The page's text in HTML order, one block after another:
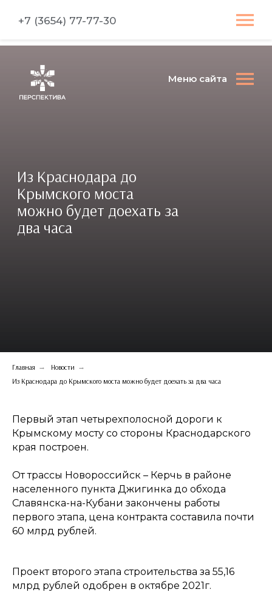
+7 (3654) 77-77-30
Из Краснодара до
Крымского моста
можно будет доехать за
два часа
Меню сайта
Главная → Новости →
Из Краснодара до Крымского моста можно будет доехать за два часа
Первый этап четырехполосной дороги к
Крымскому мосту со стороны Краснодарского
края построен.
От трассы Новороссийск – Керчь в районе
населенного пункта Джигинка до обхода
Славянска-на-Кубани закончены работы
первого этапа, цена контракта составила почти
60 млрд рублей.
Проект второго этапа строительства за 55,16
млрд рублей одобрен в октябре 2021г.